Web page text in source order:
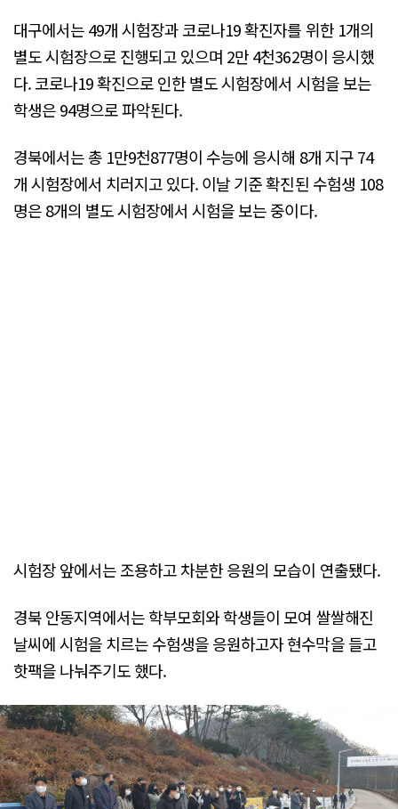
대구에서는 49개 시험장과 코로나19 확진자를 위한 1개의
별도 시험장으로 진행되고 있으며 2만 4천362명이 응시했
다. 코로나19 확진으로 인한 별도 시험장에서 시험을 보는
학생은 94명으로 파악된다.
경북에서는 총 1만9천877명이 수능에 응시해 8개 지구 74
개 시험장에서 치러지고 있다. 이날 기준 확진된 수험생 108
명은 8개의 별도 시험장에서 시험을 보는 중이다.
시험장 앞에서는 조용하고 차분한 응원의 모습이 연출됐다.
경북 안동지역에서는 학부모회와 학생들이 모여 쌀쌀해진
날씨에 시험을 치르는 수험생을 응원하고자 현수막을 들고
핫팩을 나눠주기도 했다.